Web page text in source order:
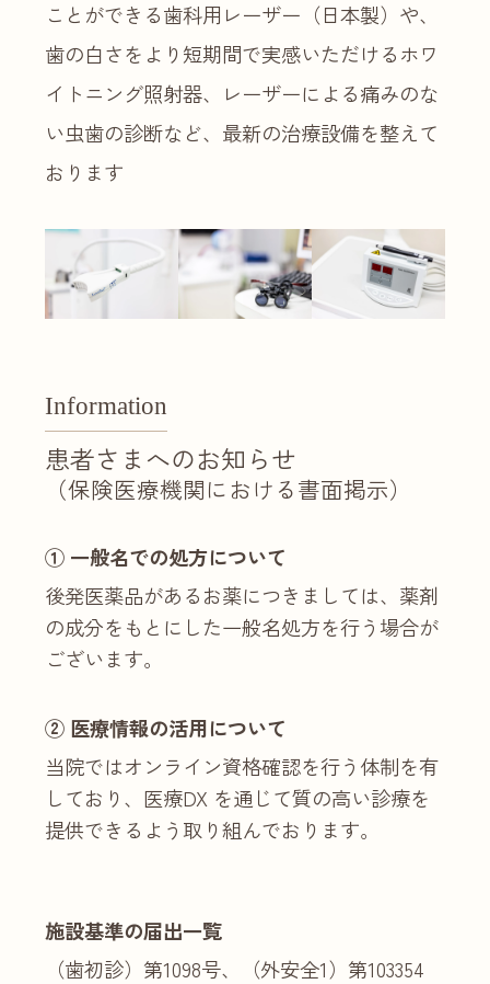
ことができる歯科用レーザー（日本製）や、
歯の白さをより短期間で実感いただけるホワ
イトニング照射器、レーザーによる痛みのな
い虫歯の診断など、最新の治療設備を整えて
おります
Information
患者さまへのお知らせ
（保険医療機関における書面掲示）
① 一般名での処方について
後発医薬品があるお薬につきましては、薬剤
の成分をもとにした一般名処方を行う場合が
ございます。
② 医療情報の活用について
当院ではオンライン資格確認を行う体制を有
しており、医療DX を通じて質の高い診療を
提供できるよう取り組んでおります。
施設基準の届出一覧
（歯初診）第1098号、（外安全1）第103354